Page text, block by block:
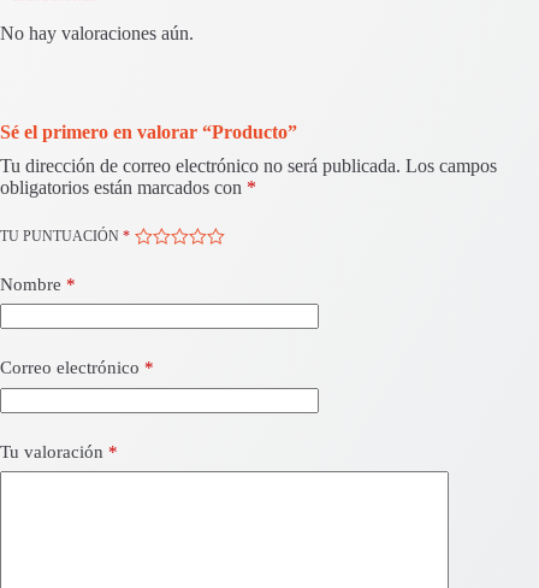
No hay valoraciones aún.
Sé el primero en valorar “Producto”
Tu dirección de correo electrónico no será publicada. Los campos
obligatorios están marcados con *
TU PUNTUACIÓN *
Nombre *
Correo electrónico *
Tu valoración *